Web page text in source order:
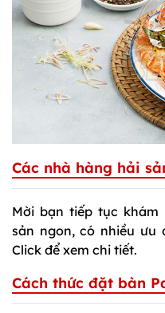
Các nhà hàng hải
Mời bạn tiếp tục
sản ngon, có nhiều
Click để xem chi tiết.
Cách thức đặt bàn